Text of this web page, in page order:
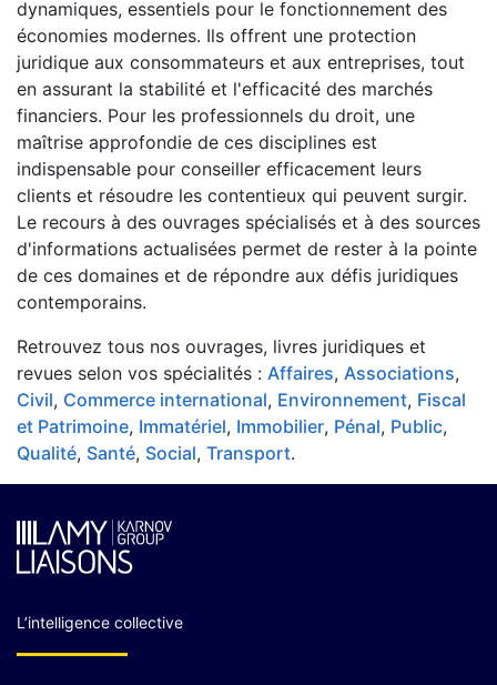
dynamiques, essentiels pour le fonctionnement des
économies modernes. Ils offrent une protection
juridique aux consommateurs et aux entreprises, tout
en assurant la stabilité et l'efficacité des marchés
financiers. Pour les professionnels du droit, une
maîtrise approfondie de ces disciplines est
indispensable pour conseiller efficacement leurs
clients et résoudre les contentieux qui peuvent surgir.
Le recours à des ouvrages spécialisés et à des sources
d'informations actualisées permet de rester à la pointe
de ces domaines et de répondre aux défis juridiques
contemporains.
Retrouvez tous nos ouvrages, livres juridiques et
revues selon vos spécialités : Affaires, Associations,
Civil, Commerce international, Environnement, Fiscal
et Patrimoine, Immatériel, Immobilier, Pénal, Public,
Qualité, Santé, Social, Transport.
L’intelligence collective